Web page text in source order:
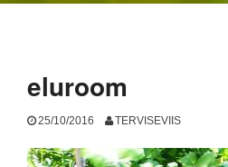
eluroom
25/10/2016 TERVISEVIIS